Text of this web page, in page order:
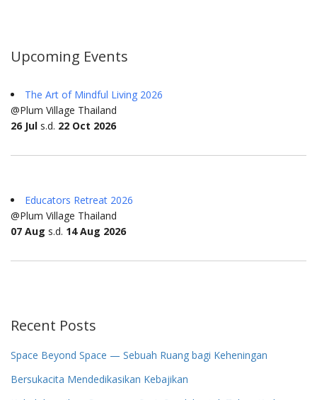
Upcoming Events
The Art of Mindful Living 2026
@Plum Village Thailand
26 Jul s.d. 22 Oct 2026
Educators Retreat 2026
@Plum Village Thailand
07 Aug s.d. 14 Aug 2026
Recent Posts
Space Beyond Space — Sebuah Ruang bagi Keheningan
Bersukacita Mendedikasikan Kebajikan